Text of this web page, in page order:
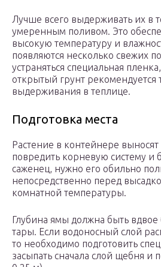
Лучше всего выдерживать их в
умеренным поливом. Это
высокую температуру и
появляются несколько свежих
устраняться специальная
открытый грунт рекомендуется
выдерживания в теплице.
Подготовка места
Растение в контейнере выносят
повредить корневую систему и
саженец, нужно его обильно
непосредственно перед
комнатной температуры.
Глубина ямы должна быть
тары. Если водоносный слой
то необходимо подготовить
засыпать сначала слой щебня и